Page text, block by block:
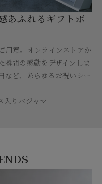
あふれるギフトボ
用意。オンラインストアか
瞬間の感動をデザインしま
など、あらゆるお祝いシー
入りパジャマ